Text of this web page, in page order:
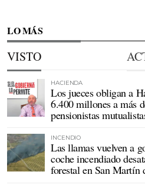
LO MÁS
VISTO
HACIENDA
Los jueces obligan a
6.400 millones a más
pensionistas
INCENDIO
Las llamas vuelven a
coche incendiado
forestal en San Martín